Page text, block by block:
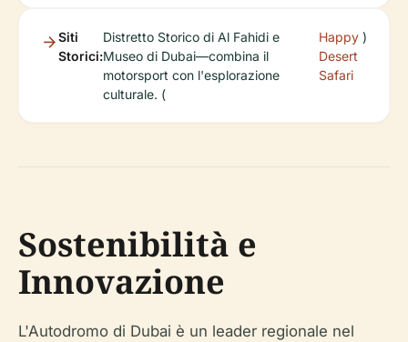
Siti
Storici:
Distretto Storico di Al Fahidi e
Museo di Dubai—combina il
motorsport con l'esplorazione
culturale. (
Happy
Desert
Safari
)
Sostenibilità e
Innovazione
L'Autodromo di Dubai è un leader regionale nel